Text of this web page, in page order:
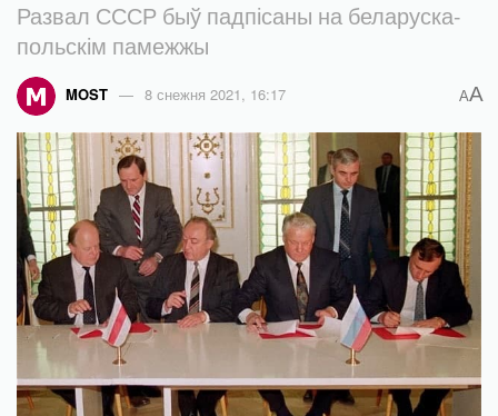
Развал СССР быў падпісаны на беларуска-
польскім памежжы
MOST 8 снежня 2021, 16:17 AA